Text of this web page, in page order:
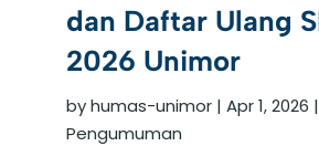
dan Daftar Ulang
2026 Unimor
byhumas-unimor| Apr 1, 2026 |
Pengumuman